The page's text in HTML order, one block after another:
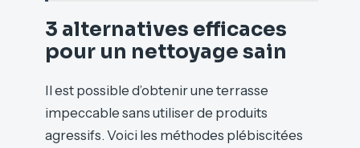
3 alternatives efficaces
pour un nettoyage sain
Il est possible d’obtenir une terrasse
impeccable sans utiliser de produits
agressifs. Voici les méthodes plébiscitées